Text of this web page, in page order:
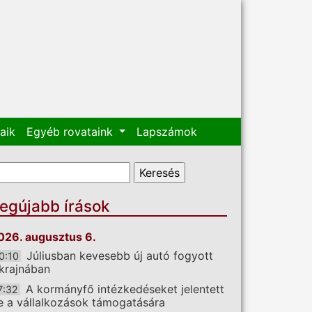
Egyéb rovataink Lapszámok
űrlap
írások
augusztus 6.
Júliusban kevesebb új autó fogyott
A kormányfő intézkedéseket jelentett
a vállalkozások támogatására